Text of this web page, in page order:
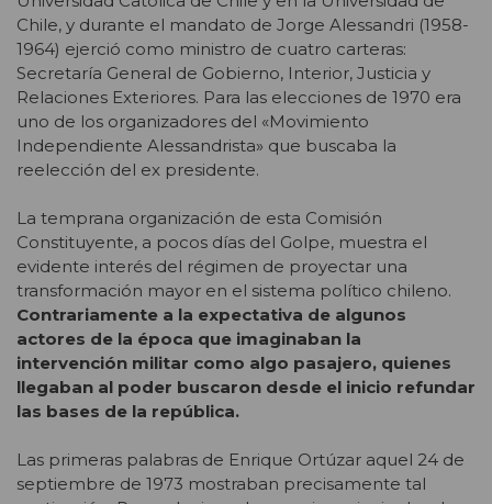
Chile, y durante el mandato de Jorge Alessandri (1958-
1964) ejerció como ministro de cuatro carteras:
Secretaría General de Gobierno, Interior, Justicia y
Relaciones Exteriores. Para las elecciones de 1970 era
uno de los organizadores del «Movimiento
Independiente Alessandrista» que buscaba la
reelección del ex presidente.
La temprana organización de esta Comisión
Constituyente, a pocos días del Golpe, muestra el
evidente interés del régimen de proyectar una
transformación mayor en el sistema político chileno.
Contrariamente a la expectativa de algunos
actores de la época que imaginaban la
intervención militar como algo pasajero, quienes
llegaban al poder buscaron desde el inicio refundar
las bases de la república.
Las primeras palabras de Enrique Ortúzar aquel 24 de
septiembre de 1973 mostraban precisamente tal